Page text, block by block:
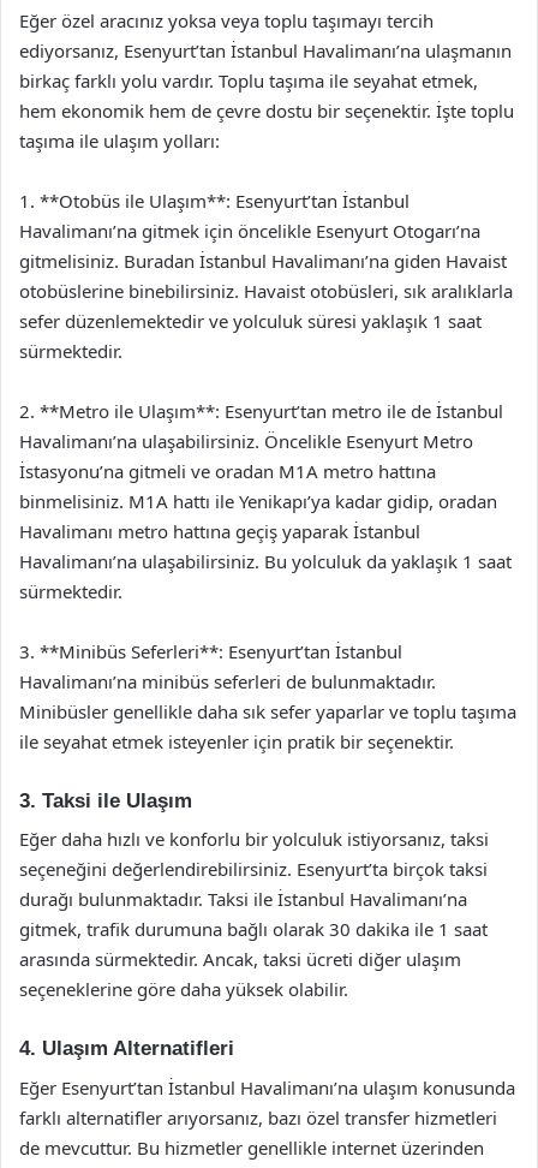
Eğer özel aracınız yoksa veya toplu taşımayı tercih
ediyorsanız, Esenyurt’tan İstanbul Havalimanı’na ulaşmanın
birkaç farklı yolu vardır. Toplu taşıma ile seyahat etmek,
hem ekonomik hem de çevre dostu bir seçenektir. İşte toplu
taşıma ile ulaşım yolları:
1. **Otobüs ile Ulaşım**: Esenyurt’tan İstanbul
Havalimanı’na gitmek için öncelikle Esenyurt Otogarı’na
gitmelisiniz. Buradan İstanbul Havalimanı’na giden Havaist
otobüslerine binebilirsiniz. Havaist otobüsleri, sık aralıklarla
sefer düzenlemektedir ve yolculuk süresi yaklaşık 1 saat
sürmektedir.
2. **Metro ile Ulaşım**: Esenyurt’tan metro ile de İstanbul
Havalimanı’na ulaşabilirsiniz. Öncelikle Esenyurt Metro
İstasyonu’na gitmeli ve oradan M1A metro hattına
binmelisiniz. M1A hattı ile Yenikapı’ya kadar gidip, oradan
Havalimanı metro hattına geçiş yaparak İstanbul
Havalimanı’na ulaşabilirsiniz. Bu yolculuk da yaklaşık 1 saat
sürmektedir.
3. **Minibüs Seferleri**: Esenyurt’tan İstanbul
Havalimanı’na minibüs seferleri de bulunmaktadır.
Minibüsler genellikle daha sık sefer yaparlar ve toplu taşıma
ile seyahat etmek isteyenler için pratik bir seçenektir.
3. Taksi ile Ulaşım
Eğer daha hızlı ve konforlu bir yolculuk istiyorsanız, taksi
seçeneğini değerlendirebilirsiniz. Esenyurt’ta birçok taksi
durağı bulunmaktadır. Taksi ile İstanbul Havalimanı’na
gitmek, trafik durumuna bağlı olarak 30 dakika ile 1 saat
arasında sürmektedir. Ancak, taksi ücreti diğer ulaşım
seçeneklerine göre daha yüksek olabilir.
4. Ulaşım Alternatifleri
Eğer Esenyurt’tan İstanbul Havalimanı’na ulaşım konusunda
farklı alternatifler arıyorsanız, bazı özel transfer hizmetleri
de mevcuttur. Bu hizmetler genellikle internet üzerinden